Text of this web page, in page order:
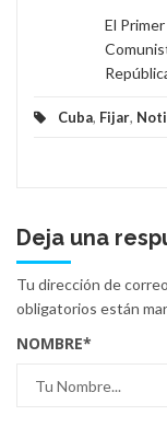
El
Cuba, Fijar,
Deja una
Tu dirección de
obligatorios están
NOMBRE*